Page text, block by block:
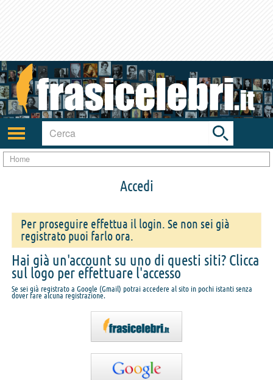
Attiva/disattiva
navigazione
Toggle
search
bar
Home
Accedi
Per proseguire effettua il login. Se non sei già
registrato puoi farlo ora.
Hai già un'account su uno di questi siti? Clicca
sul logo per effettuare l'accesso
Se sei già registrato a Google (Gmail) potrai accedere al sito in pochi istanti senza
dover fare alcuna registrazione.